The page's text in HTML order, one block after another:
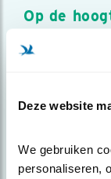
Deze website
We gebruiken
personaliseren,
Op de
Meld je aan en
over vogels en